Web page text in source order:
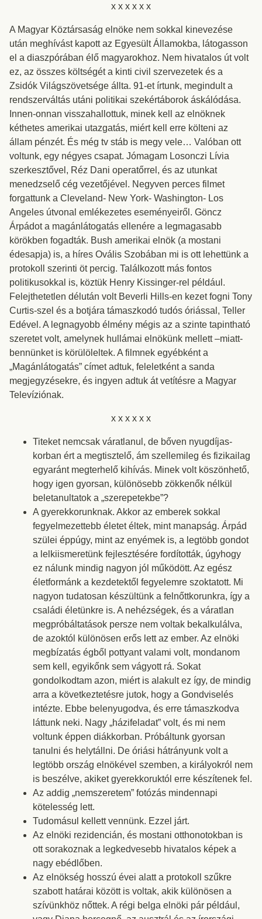
x x x x x x
A Magyar Köztársaság elnöke nem sokkal kinevezése
után meghívást kapott az Egyesült Államokba, látogasson
el a diaszpórában élő magyarokhoz. Nem hivatalos út volt
ez, az összes költségét a kinti civil szervezetek és a
Zsidók Világszövetsége állta. 91-et írtunk, megindult a
rendszerváltás utáni politikai szekértáborok áskálódása.
Innen-onnan visszahallottuk, minek kell az elnöknek
kéthetes amerikai utazgatás, miért kell erre költeni az
állam pénzét. És még tv stáb is megy vele… Valóban ott
voltunk, egy négyes csapat. Jómagam Losonczi Lívia
szerkesztővel, Réz Dani operatőrrel, és az utunkat
menedzselő cég vezetőjével. Negyven perces filmet
forgattunk a Cleveland- New York- Washington- Los
Angeles útvonal emlékezetes eseményeiről. Göncz
Árpádot a magánlátogatás ellenére a legmagasabb
körökben fogadták. Bush amerikai elnök (a mostani
édesapja) is, a híres Ovális Szobában mi is ott lehettünk a
protokoll szerinti öt percig. Találkozott más fontos
politikusokkal is, köztük Henry Kissinger-rel például.
Felejthetetlen délután volt Beverli Hills-en kezet fogni Tony
Curtis-szel és a botjára támaszkodó tudós óriással, Teller
Edével. A legnagyobb élmény mégis az a szinte tapintható
szeretet volt, amelynek hullámai elnökünk mellett –miatt-
bennünket is körülöleltek. A filmnek egyébként a
„Magánlátogatás” címet adtuk, feleletként a sanda
megjegyzésekre, és ingyen adtuk át vetítésre a Magyar
Televíziónak.
x x x x x x
Titeket nemcsak váratlanul, de bőven nyugdíjas-
korban ért a megtisztelő, ám szellemileg és fizikailag
egyaránt megterhelő kihívás. Minek volt köszönhető,
hogy igen gyorsan, különösebb zökkenők nélkül
beletanultatok a „szerepetekbe”?
A gyerekkorunknak. Akkor az emberek sokkal
fegyelmezettebb életet éltek, mint manapság. Árpád
szülei éppúgy, mint az enyémek is, a legtöbb gondot
a lelkiismeretünk fejlesztésére fordították, úgyhogy
ez nálunk mindig nagyon jól működött. Az egész
életformánk a kezdetektől fegyelemre szoktatott. Mi
nagyon tudatosan készültünk a felnőttkorunkra, így a
családi életünkre is. A nehézségek, és a váratlan
megpróbáltatások persze nem voltak bekalkulálva,
de azoktól különösen erős lett az ember. Az elnöki
megbízatás égből pottyant valami volt, mondanom
sem kell, egyikőnk sem vágyott rá. Sokat
gondolkodtam azon, miért is alakult ez így, de mindig
arra a következtetésre jutok, hogy a Gondviselés
intézte. Ebbe belenyugodva, és erre támaszkodva
láttunk neki. Nagy „házifeladat” volt, és mi nem
voltunk éppen diákkorban. Próbáltunk gyorsan
tanulni és helytállni. De óriási hátrányunk volt a
legtöbb ország elnökével szemben, a királyokról nem
is beszélve, akiket gyerekkoruktól erre készítenek fel.
Az addig „nemszeretem” fotózás mindennapi
kötelesség lett.
Tudomásul kellett vennünk. Ezzel járt.
Az elnöki rezidencián, és mostani otthonotokban is
ott sorakoznak a legkedvesebb hivatalos képek a
nagy ebédlőben.
Az elnökség hosszú évei alatt a protokoll szűkre
szabott határai között is voltak, akik különösen a
szívünkhöz nőttek. A régi belga elnöki pár például,